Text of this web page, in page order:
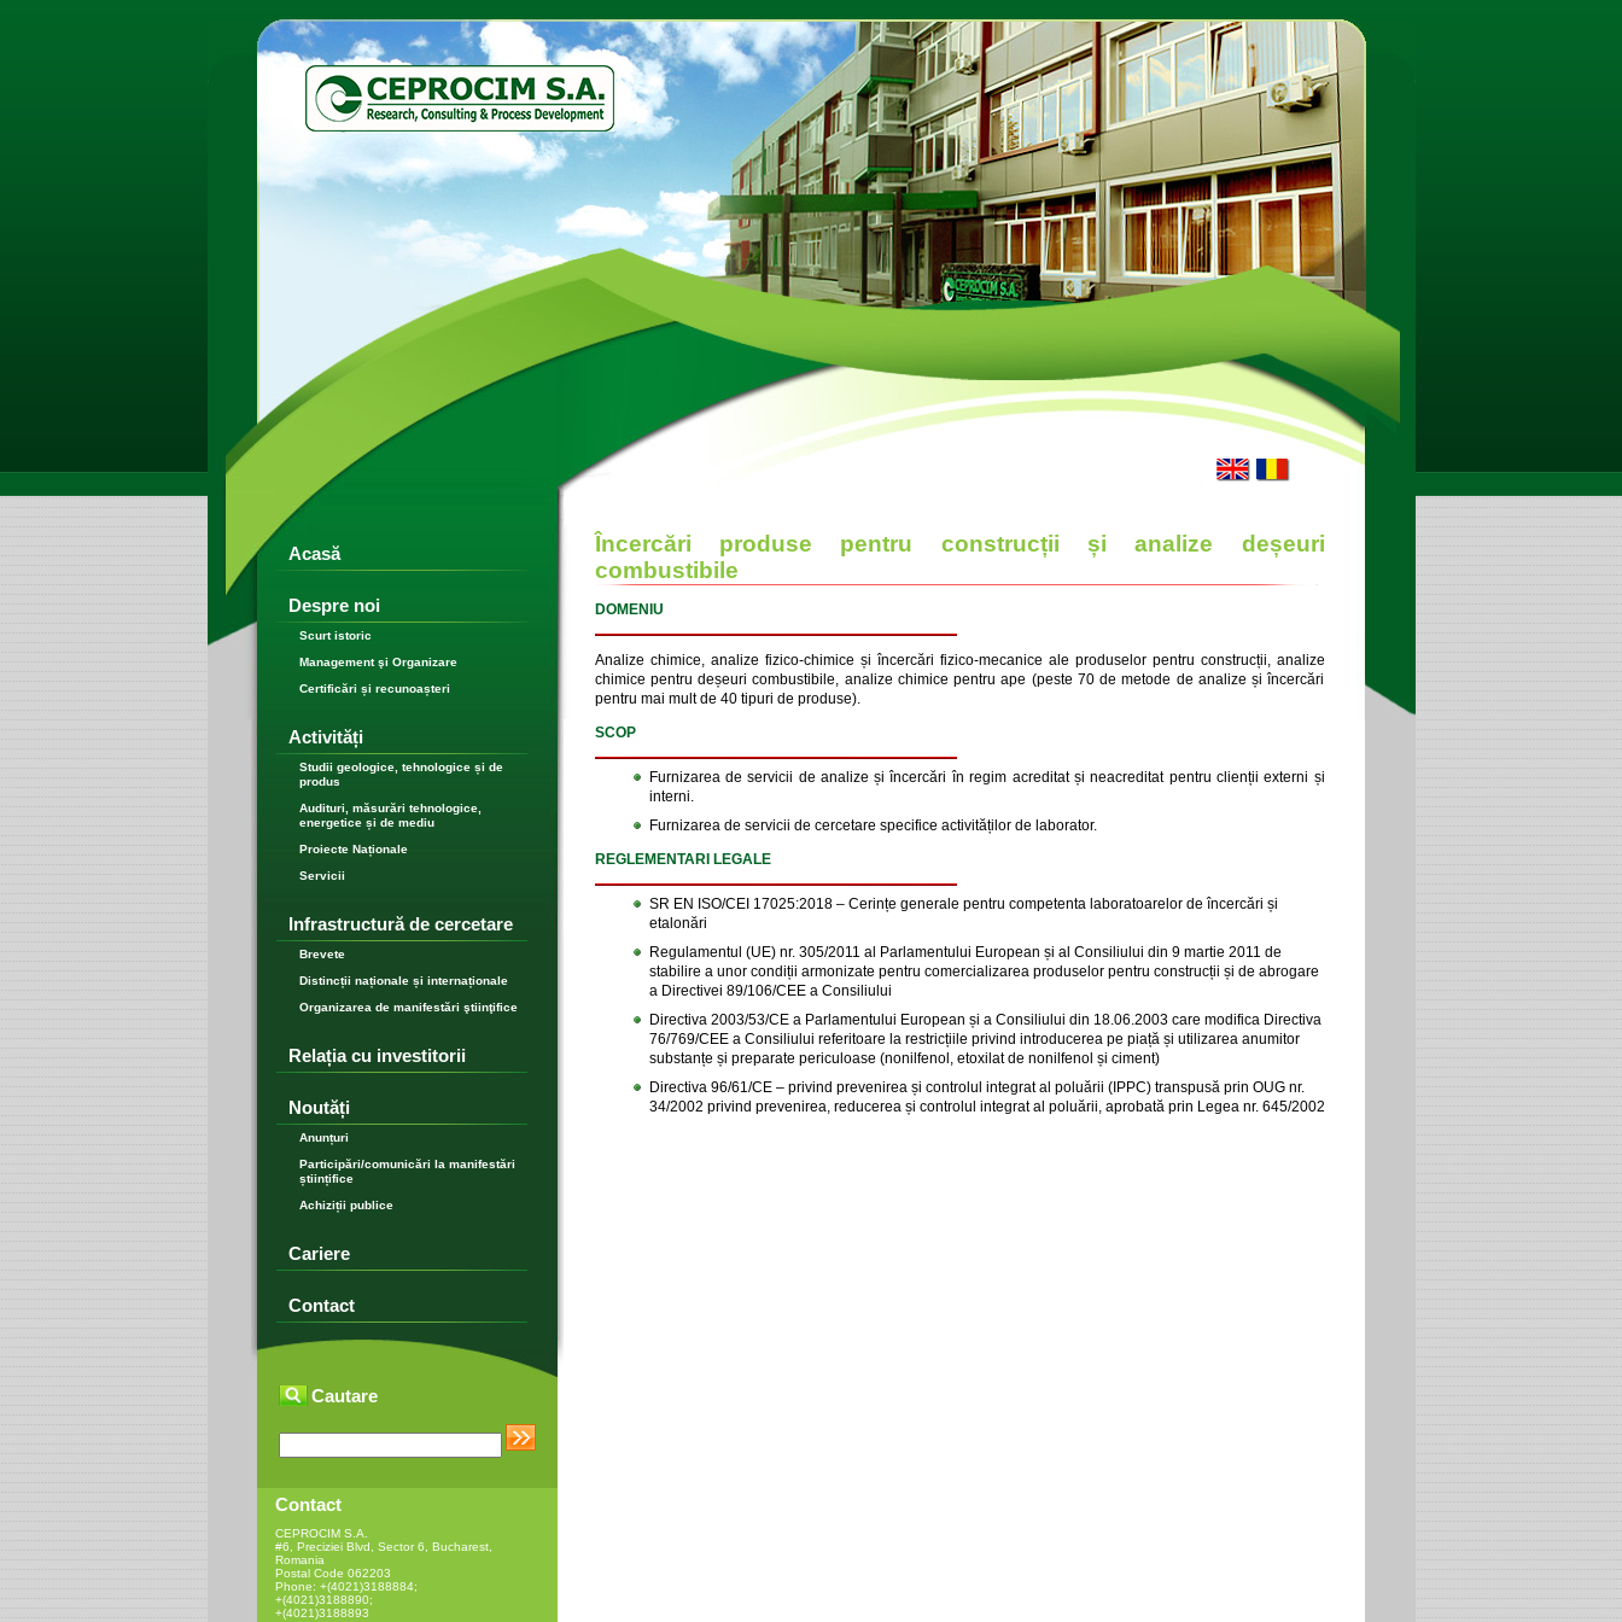
Încercări produse pentru construcții și analize deșeuri
combustibile
DOMENIU
Analize chimice, analize fizico-chimice și încercări fizico-mecanice ale produselor pentru construcții, analize
chimice pentru deșeuri combustibile, analize chimice pentru ape (peste 70 de metode de analize și încercări
pentru mai mult de 40 tipuri de produse).
SCOP
Furnizarea de servicii de analize și încercări în regim acreditat și neacreditat pentru clienții externi și
interni.
Furnizarea de servicii de cercetare specifice activităților de laborator.
REGLEMENTARI LEGALE
SR EN ISO/CEI 17025:2018 – Cerințe generale pentru competenta laboratoarelor de încercări și
etalonări
Regulamentul (UE) nr. 305/2011 al Parlamentului European și al Consiliului din 9 martie 2011 de
stabilire a unor condiții armonizate pentru comercializarea produselor pentru construcții și de abrogare
a Directivei 89/106/CEE a Consiliului
Directiva 2003/53/CE a Parlamentului European și a Consiliului din 18.06.2003 care modifica Directiva
76/769/CEE a Consiliului referitoare la restricțiile privind introducerea pe piață și utilizarea anumitor
substanțe și preparate periculoase (nonilfenol, etoxilat de nonilfenol și ciment)
Directiva 96/61/CE – privind prevenirea și controlul integrat al poluării (IPPC) transpusă prin OUG nr.
34/2002 privind prevenirea, reducerea și controlul integrat al poluării, aprobată prin Legea nr. 645/2002
Acasă
Despre noi
Scurt istoric
Management şi Organizare
Certificări și recunoașteri
Activități
Studii geologice, tehnologice și de
produs
Audituri, măsurări tehnologice,
energetice și de mediu
Proiecte Naționale
Servicii
Infrastructură de cercetare
Brevete
Distincții naționale și internaționale
Organizarea de manifestări ştiinţifice
Relația cu investitorii
Noutăți
Anunțuri
Participări/comunicări la manifestări
științifice
Achiziții publice
Cariere
Contact
Cautare
Contact
CEPROCIM S.A.
#6, Preciziei Blvd, Sector 6, Bucharest,
Romania
Postal Code 062203
Phone: +(4021)3188884;
+(4021)3188890;
+(4021)3188893